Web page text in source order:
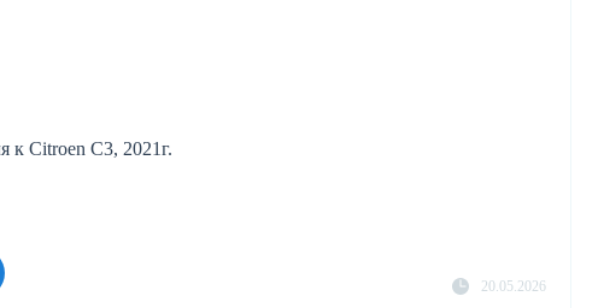
к Citroen C3, 2021г.
20.05.2026